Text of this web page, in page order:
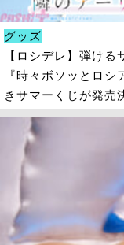
グッズ
【ロシデレ】弾け
『時々ボソッとロ
きサマーくじが発売